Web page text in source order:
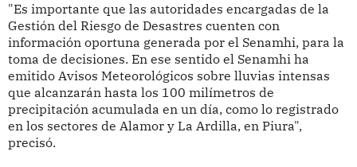
"Es importante que las autoridades encargadas de la
Gestión del Riesgo de Desastres cuenten con
información oportuna generada por el Senamhi, para la
toma de decisiones. En ese sentido el Senamhi ha
emitido Avisos Meteorológicos sobre lluvias intensas
que alcanzarán hasta los 100 milímetros de
precipitación acumulada en un día, como lo registrado
en los sectores de Alamor y La Ardilla, en Piura",
precisó.